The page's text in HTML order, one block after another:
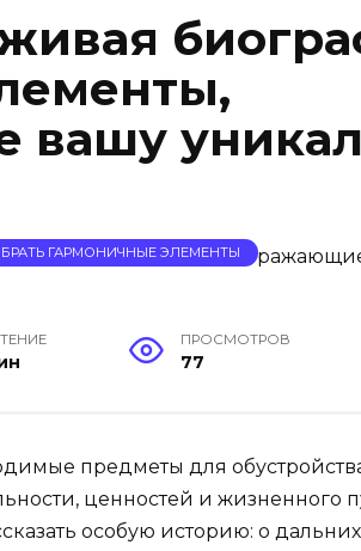
вашу
ГАРМОНИЧНЫЕ ЭЛЕМЕНТЫ
ПРОСМОТРОВ
77
предметы для
ценностей и жизненного
особую историю: о